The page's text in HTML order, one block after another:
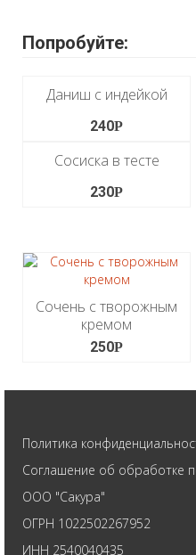
Попробуйте:
Даниш с индейкой
240Р
Сосиска в тесте
230Р
Сочень с творожным
кремом
250Р
Политика
Соглашение об обработке
ООО "Сакура"
ОГРН 1022502267952
ИНН 2540040435